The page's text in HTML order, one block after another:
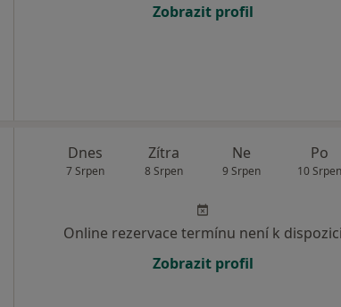
Zobrazit profil
Dnes
7 Srpen
Zítra
8 Srpen
Ne
9 Srpen
Po
10 Srpen
Online rezervace termínu není k dispozici
Zobrazit profil